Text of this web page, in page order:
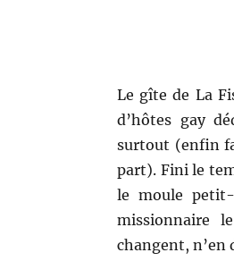
Le gîte de La
d’hôtes gay
surtout (enfin
part). Fini le
le moule petit-
missionnaire
changent, n’en